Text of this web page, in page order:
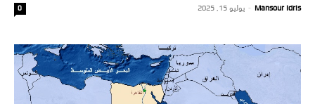
Mansour Idris
- يوليو 15, 2025 0